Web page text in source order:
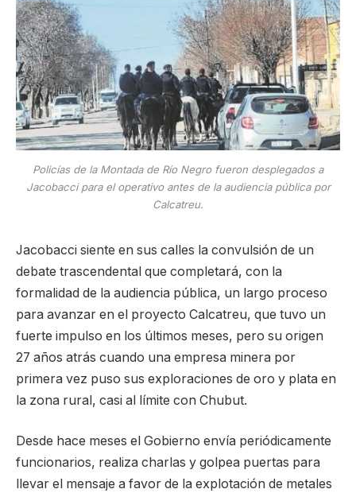
Policías de la Montada de Río Negro fueron desplegados a
Jacobacci para el operativo antes de la audiencia pública por
Calcatreu.
Jacobacci siente en sus calles la convulsión de un
debate trascendental que completará, con la
formalidad de la audiencia pública, un largo proceso
para avanzar en el proyecto Calcatreu, que tuvo un
fuerte impulso en los últimos meses, pero su origen
27 años atrás cuando una empresa minera por
primera vez puso sus exploraciones de oro y plata en
la zona rural, casi al límite con Chubut.
Desde hace meses el Gobierno envía periódicamente
funcionarios, realiza charlas y golpea puertas para
llevar el mensaje a favor de la explotación de metales